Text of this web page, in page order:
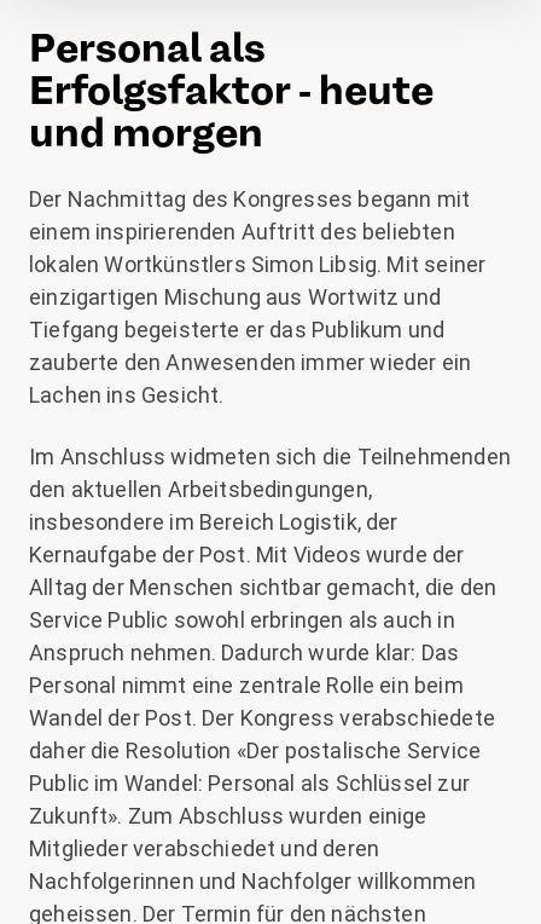
Personal als
Erfolgsfaktor - heute
und morgen
Der Nachmittag des Kongresses begann mit
einem inspirierenden Auftritt des beliebten
lokalen Wortkünstlers Simon Libsig. Mit seiner
einzigartigen Mischung aus Wortwitz und
Tiefgang begeisterte er das Publikum und
zauberte den Anwesenden immer wieder ein
Lachen ins Gesicht.
Im Anschluss widmeten sich die Teilnehmenden
den aktuellen Arbeitsbedingungen,
insbesondere im Bereich Logistik, der
Kernaufgabe der Post. Mit Videos wurde der
Alltag der Menschen sichtbar gemacht, die den
Service Public sowohl erbringen als auch in
Anspruch nehmen. Dadurch wurde klar: Das
Personal nimmt eine zentrale Rolle ein beim
Wandel der Post. Der Kongress verabschiedete
daher die Resolution «Der postalische Service
Public im Wandel: Personal als Schlüssel zur
Zukunft». Zum Abschluss wurden einige
Mitglieder verabschiedet und deren
Nachfolgerinnen und Nachfolger willkommen
geheissen. Der Termin für den nächsten